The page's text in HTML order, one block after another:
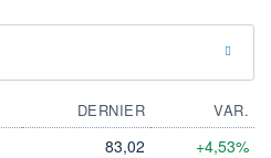
DERNIER
VAR.
83,02 +4,53%